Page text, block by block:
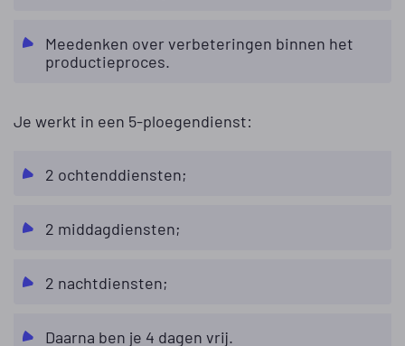
Meedenken over verbeteringen binnen het
productieproces.
Je werkt in een 5-ploegendienst:
2 ochtenddiensten;
2 middagdiensten;
2 nachtdiensten;
Daarna ben je 4 dagen vrij.